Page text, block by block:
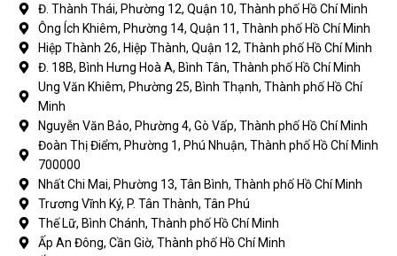
Đ. Thành Thái, Phường 12, Quận 10, Thành phố Hồ Chí Minh
Ông Ích Khiêm, Phường 14, Quận 11, Thành phố Hồ Chí Minh
Hiệp Thành 26, Hiệp Thành, Quận 12, Thành phố Hồ Chí Minh
Đ. 18B, Bình Hưng Hoà A, Bình Tân, Thành phố Hồ Chí Minh
Ung Văn Khiêm, Phường 25, Bình Thạnh, Thành phố Hồ Chí
Minh
Nguyễn Văn Bảo, Phường 4, Gò Vấp, Thành phố Hồ Chí Minh
Đoàn Thị Điểm, Phường 1, Phú Nhuận, Thành phố Hồ Chí Minh
700000
Nhất Chi Mai, Phường 13, Tân Bình, Thành phố Hồ Chí Minh
Trương Vĩnh Ký, P. Tân Thành, Tân Phú
Thế Lữ, Bình Chánh, Thành phố Hồ Chí Minh
Ấp An Đông, Cần Giờ, Thành phố Hồ Chí Minh